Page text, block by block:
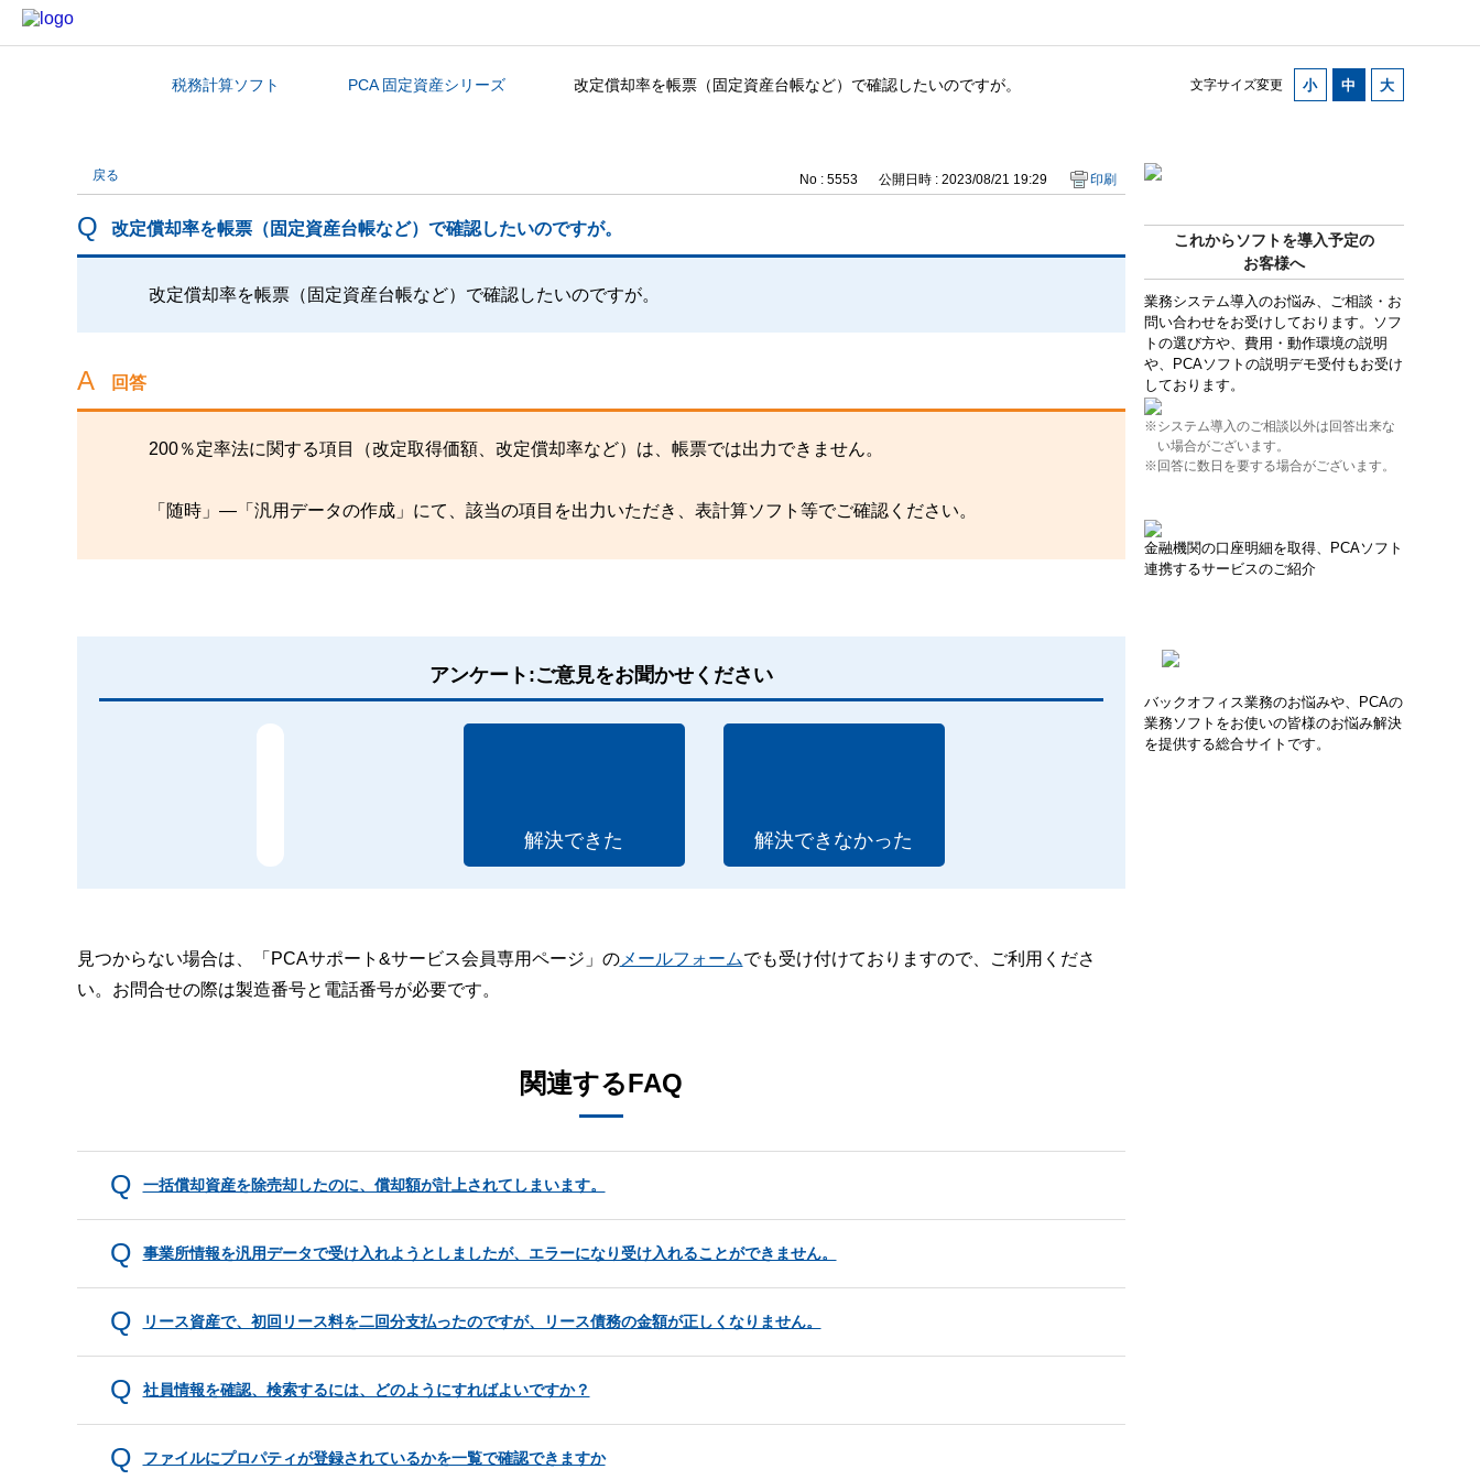
文字サイズ変更
カテゴリから探す税務計算ソフト PCA 固定資産シリーズ 改定償却率を帳票（固定資産台帳など）で確認したいのですが。
これからソフトを導入予定の
お客様へ
業務システム導入のお悩み、ご相談・お
問い合わせをお受けしております。ソフ
トの選び方や、費用・動作環境の説明
や、PCAソフトの説明デモ受付もお受け
しております。
※システム導入のご相談以外は回答出来な
い場合がございます。
※回答に数日を要する場合がございます。
金融機関の口座明細を取得、PCAソフト
連携するサービスのご紹介
バックオフィス業務のお悩みや、PCAの
業務ソフトをお使いの皆様のお悩み解決
を提供する総合サイトです。
戻る No : 5553 公開日時 : 2023/08/21 19:29 印刷
改定償却率を帳票（固定資産台帳など）で確認したいのですが。
改定償却率を帳票（固定資産台帳など）で確認したいのですが。
回答
200％定率法に関する項目（改定取得価額、改定償却率など）は、帳票では出力できません。
「随時」―「汎用データの作成」にて、該当の項目を出力いただき、表計算ソフト等でご確認ください。
アンケート:ご意見をお聞かせください
解決できた 解決できなかった
見つからない場合は、「PCAサポート&サービス会員専用ページ」のメールフォームでも受け付けておりますので、ご利用くださ
い。お問合せの際は製造番号と電話番号が必要です。
関連するFAQ
一括償却資産を除売却したのに、償却額が計上されてしまいます。
事業所情報を汎用データで受け入れようとしましたが、エラーになり受け入れることができません。
リース資産で、初回リース料を二回分支払ったのですが、リース債務の金額が正しくなりません。
社員情報を確認、検索するには、どのようにすればよいですか？
ファイルにプロパティが登録されているかを一覧で確認できますか